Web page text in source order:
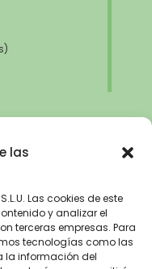
las
Las cookies de este
y analizar el
terceras empresas. Para
tecnologías como las
la información del